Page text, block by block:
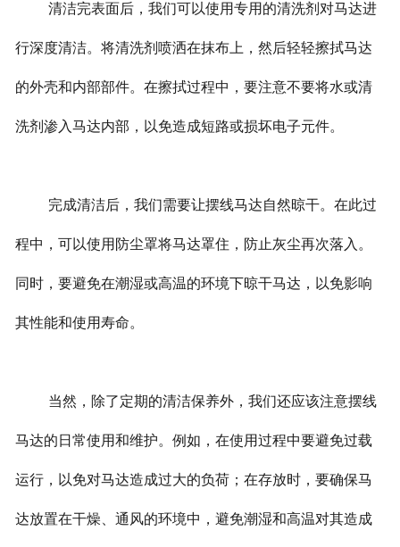
清洁完表面后，我们可以使用专用的清洗剂对马达进
行深度清洁。将清洗剂喷洒在抹布上，然后轻轻擦拭马达
的外壳和内部部件。在擦拭过程中，要注意不要将水或清
洗剂渗入马达内部，以免造成短路或损坏电子元件。
完成清洁后，我们需要让摆线马达自然晾干。在此过
程中，可以使用防尘罩将马达罩住，防止灰尘再次落入。
同时，要避免在潮湿或高温的环境下晾干马达，以免影响
其性能和使用寿命。
当然，除了定期的清洁保养外，我们还应该注意摆线
马达的日常使用和维护。例如，在使用过程中要避免过载
运行，以免对马达造成过大的负荷；在存放时，要确保马
达放置在干燥、通风的环境中，避免潮湿和高温对其造成